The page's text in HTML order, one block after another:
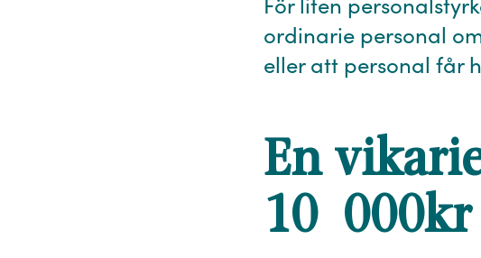
ordinarie personal
eller att personal får
En
10 000kr